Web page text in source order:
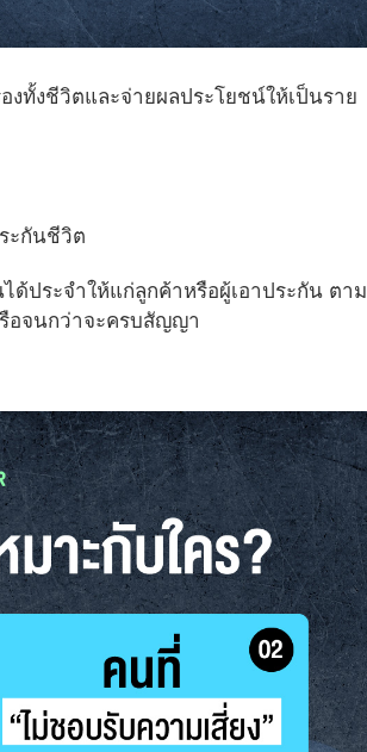
งทั้งชีวิตและจ่ายผลประโยชน์ให้เป็นราย
ะกันชีวิต
ด้ประจำให้แก่ลูกค้าหรือผู้เอาประกัน ตาม
อจนกว่าจะครบสัญญา